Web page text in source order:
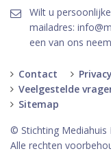
Wilt u
mailadres:
een van ons
Contact
Veelgestelde
Sitemap
© Stichting Mediahuis
Alle rechten